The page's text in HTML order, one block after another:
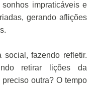
impraticáveis e
gerando aflições
fazendo refletir.
retirar lições da
outra? O tempo